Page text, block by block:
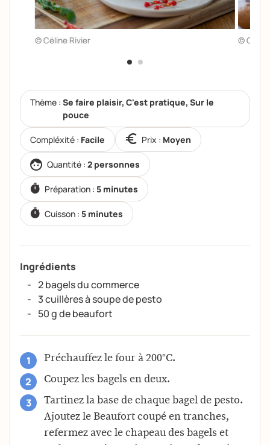
© Céline Rivier ©
Thème : Se faire plaisir, C'est pratique, Sur le
pouce
Compléxité : Facile Prix : Moyen
Quantité : 2 personnes
Préparation : 5 minutes
Cuisson : 5 minutes
Ingrédients
2 bagels du commerce
3 cuillères à soupe de pesto
50 g de beaufort
Préchauffez le four à 200°C.
Coupez les bagels en deux.
Tartinez la base de chaque bagel de pesto.
Ajoutez le Beaufort coupé en tranches,
refermez avec le chapeau des bagels et